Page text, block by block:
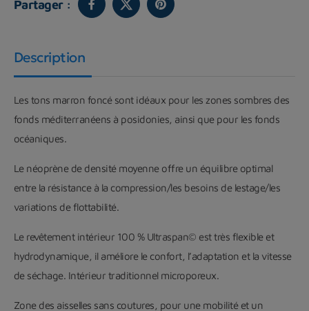
Partager :
Description
Les tons marron foncé sont idéaux pour les zones sombres des
fonds méditerranéens à posidonies, ainsi que pour les fonds
océaniques.
Le néoprène de densité moyenne offre un équilibre optimal
entre la résistance à la compression/les besoins de lestage/les
variations de flottabilité.
Le revêtement intérieur 100 % Ultraspan© est très flexible et
hydrodynamique, il améliore le confort, l’adaptation et la vitesse
de séchage. Intérieur traditionnel microporeux.
Zone des aisselles sans coutures, pour une mobilité et un